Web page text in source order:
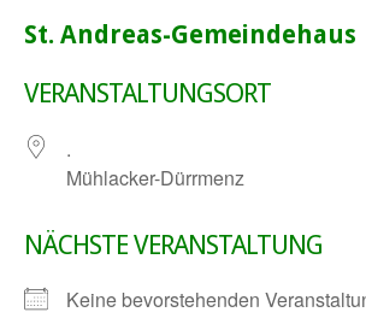
St. Andreas-Gemeindehaus
VERANSTALTUNGSORT
.
Mühlacker-Dürrmenz
NÄCHSTE VERANSTALTUNG
Keine bevorstehenden